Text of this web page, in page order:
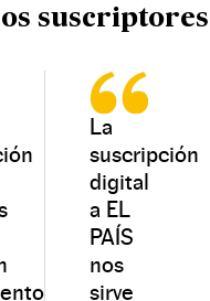
suscriptores
La
suscripción
digital
a EL
PAÍS
nos
sirve